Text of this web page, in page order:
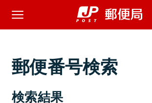
郵便番号検索
検索結果